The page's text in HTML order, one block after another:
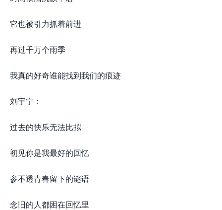
它也被引力抓着前进
再过千万个雨季
我真的好奇谁能找到我们的痕迹
刘宇宁：
过去的快乐无法比拟
初见你是我最好的回忆
参不透青春留下的谜语
念旧的人都困在回忆里